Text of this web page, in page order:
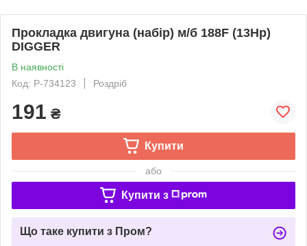
Прокладка двигуна (набір) м/б 188F (13Hp)
DIGGER
В наявності
Код: P-734123
Роздріб
191 ₴
Купити
або
Купити з
Що таке купити з Пром?